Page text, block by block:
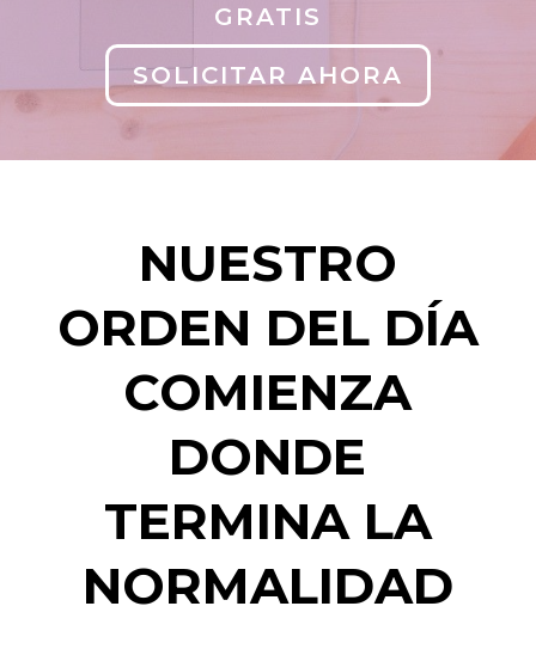
GRATIS
SOLICITAR AHORA
NUESTRO
ORDEN DEL DÍA
COMIENZA
DONDE
TERMINA LA
NORMALIDAD